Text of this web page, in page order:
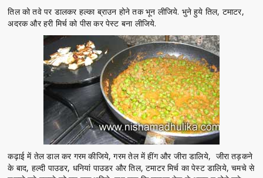
तिल को तवे पर डालकर हल्का ब्राउन होने तक भून लीजिये. भुने हुये तिल, टमाटर,
अदरक और हरी मिर्च को पीस कर पेस्ट बना लीजिये.
कढ़ाई में तेल डाल कर गरम कीजिये, गरम तेल में हींग और जीरा डालिये, जीरा तड़कने
के बाद, हल्दी पाउडर, धनियां पाउडर और तिल, टमाटर मिर्च का पेस्ट डालिये, चमचे से